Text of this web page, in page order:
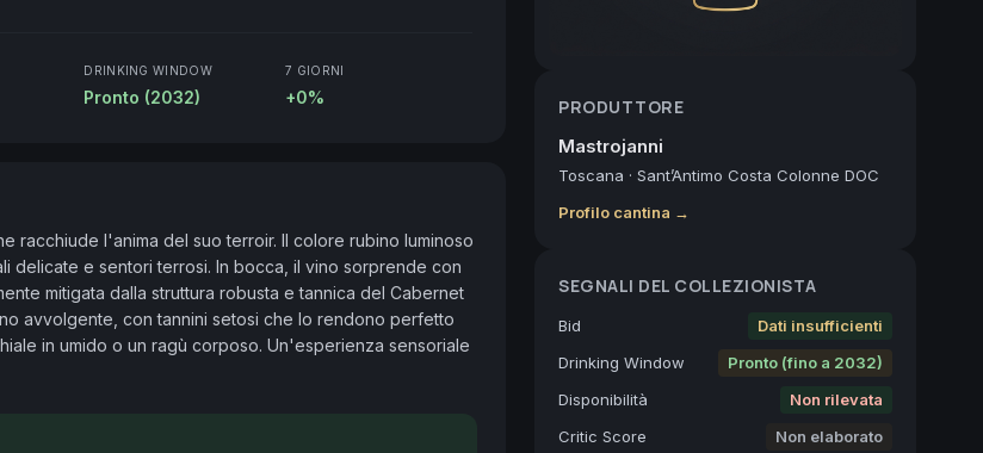
DRINKING WINDOW
Pronto (2032)
7 GIORNI
+0%
racchiude l'anima del suo terroir. Il colore rubino luminoso
delicate e sentori terrosi. In bocca, il vino sorprende con
mitigata dalla struttura robusta e tannica del Cabernet
avvolgente, con tannini setosi che lo rendono perfetto
in umido o un ragù corposo. Un'esperienza sensoriale
PRODUTTORE
Mastrojanni
Toscana · Sant’Antimo Costa Colonne DOC
Profilo cantina →
SEGNALI DEL COLLEZIONISTA
Bid
Dati insufficienti
Drinking Window
Pronto (fino a 2032)
Disponibilità
Non rilevata
Critic Score
Non elaborato